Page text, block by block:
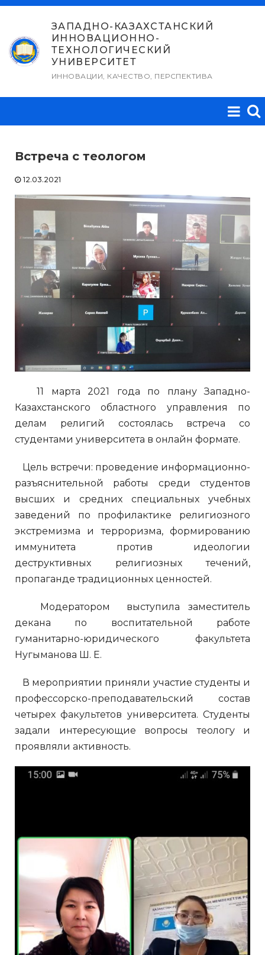
Перейти
содержимому
ЗАПАДНО-КАЗАХСТАНСКИЙ
ИННОВАЦИОННО-
ТЕХНОЛОГИЧЕСКИЙ
УНИВЕРСИТЕТ
ИННОВАЦИИ, КАЧЕСТВО, ПЕРСПЕКТИВА
Встреча с теологом
12.03.2021
11 марта 2021 года по плану Западно-
Казахстанского областного управления по
делам религий состоялась встреча со
студентами университета в онлайн формате.
Цель встречи: проведение информационно-
разъяснительной работы среди студентов
высших и средних специальных учебных
заведений по профилактике религиозного
экстремизма и терроризма, формированию
иммунитета против идеологии
деструктивных религиозных течений,
пропаганде традиционных ценностей.
Модератором выступила заместитель
декана по воспитательной работе
гуманитарно-юридического факультета
Нугыманова Ш. Е.
В мероприятии приняли участие студенты и
профессорско-преподавательский состав
четырех факультетов университета. Студенты
задали интересующие вопросы теологу и
проявляли активность.